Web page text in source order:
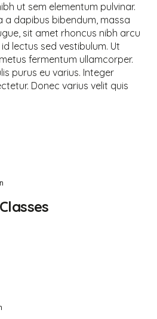
ut sem elementum pulvinar.
a dapibus bibendum, massa
sit amet rhoncus nibh arcu
lectus sed vestibulum. Ut
fermentum ullamcorper.
purus eu varius. Integer
Donec varius velit quis